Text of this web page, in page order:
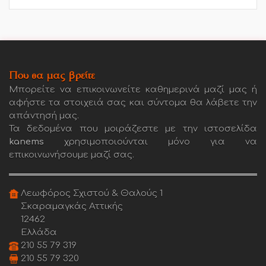
Που θα μας βρείτε
Μπορείτε να επικοινωνείτε καθημερινά μαζί μας ή
αφήστε τα στοιχειά σας και σύντομα θα λάβετε την
απάντησή μας.
Τα δεδομένα που μοιράζεστε με την ιστοσελίδα
kanems χρησιμοποιούνται μόνο για να
επικοινωνήσουμε μαζί σας.
Λεωφόρος Σχιστού & Θαλούς 1
Σκαραμαγκάς Αττικής
12462
Ελλάδα
210 55 79 319
210 55 79 320